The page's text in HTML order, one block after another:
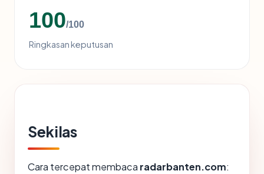
100/100
Ringkasan keputusan
Sekilas
Cara tercepat membaca radarbanten.com: